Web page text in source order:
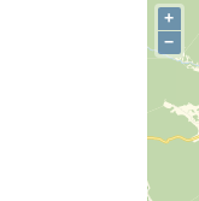
+
−